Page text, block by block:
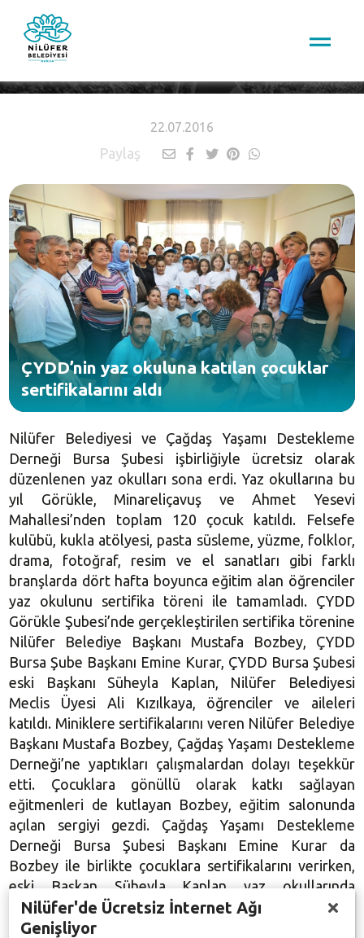
22.07.2016
Paylaş
ÇYDD’nin yaz okuluna katılan çocuklar
sertifikalarını aldı
Nilüfer Belediyesi ve Çağdaş Yaşamı Destekleme
Derneği Bursa Şubesi işbirliğiyle ücretsiz olarak
düzenlenen yaz okulları sona erdi. Yaz okullarına bu
yıl Görükle, Minareliçavuş ve Ahmet Yesevi
Mahallesi’nden toplam 120 çocuk katıldı. Felsefe
kulübü, kukla atölyesi, pasta süsleme, yüzme, folklor,
drama, fotoğraf, resim ve el sanatları gibi farklı
branşlarda dört hafta boyunca eğitim alan öğrenciler
yaz okulunu sertifika töreni ile tamamladı. ÇYDD
Görükle Şubesi’nde gerçekleştirilen sertifika törenine
Nilüfer Belediye Başkanı Mustafa Bozbey, ÇYDD
Bursa Şube Başkanı Emine Kurar, ÇYDD Bursa Şubesi
eski Başkanı Süheyla Kaplan, Nilüfer Belediyesi
Meclis Üyesi Ali Kızılkaya, öğrenciler ve aileleri
katıldı. Miniklere sertifikalarını veren Nilüfer Belediye
Başkanı Mustafa Bozbey, Çağdaş Yaşamı Destekleme
Derneği’ne yaptıkları çalışmalardan dolayı teşekkür
etti. Çocuklara gönüllü olarak katkı sağlayan
eğitmenleri de kutlayan Bozbey, eğitim salonunda
açılan sergiyi gezdi. Çağdaş Yaşamı Destekleme
Derneği Bursa Şubesi Başkanı Emine Kurar da
Bozbey ile birlikte çocuklara sertifikalarını verirken,
eski Başkan Süheyla Kaplan yaz okullarında
çocukların kültürel ve sosyal anlamda kendilerini
geliştirdiklerini kaydetti. Kaplan, derneğe destek
Nilüfer'de Ücretsiz İnternet Ağı
Genişliyor